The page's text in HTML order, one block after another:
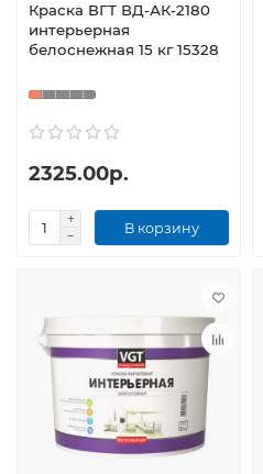
Краска ВГТ ВД-АК-2180
интерьерная
белоснежная 15 кг 15328
2325.00р.
В корзину